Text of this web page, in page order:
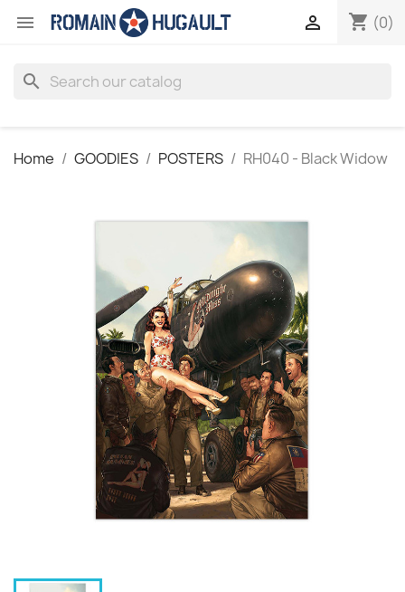
 shopping_cart (0)

search
Home GOODIES POSTERS RH040 - Black Widow